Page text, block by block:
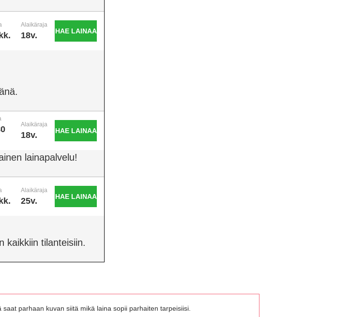
Alaikäraja
18v. HAE LAINAA
Alaikäraja
18v. HAE LAINAA
lainapalvelu!
Alaikäraja
25v. HAE LAINAA
kaikkiin tilanteisiin.
parhaan kuvan siitä mikä laina sopii parhaiten tarpeisiisi.